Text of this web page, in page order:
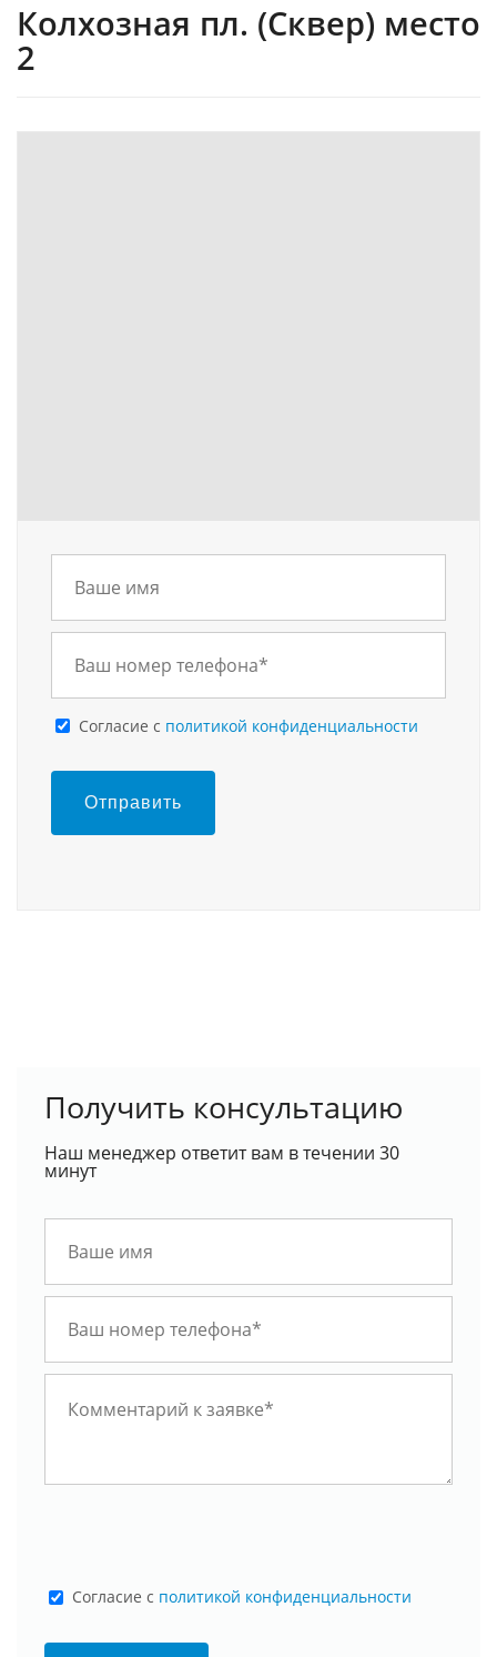
Колхозная пл. (Сквер) место
2
Cогласие с политикой конфиденциальности
Отправить
Получить консультацию
Наш менеджер ответит вам в течении 30
минут
Cогласие с политикой конфиденциальности